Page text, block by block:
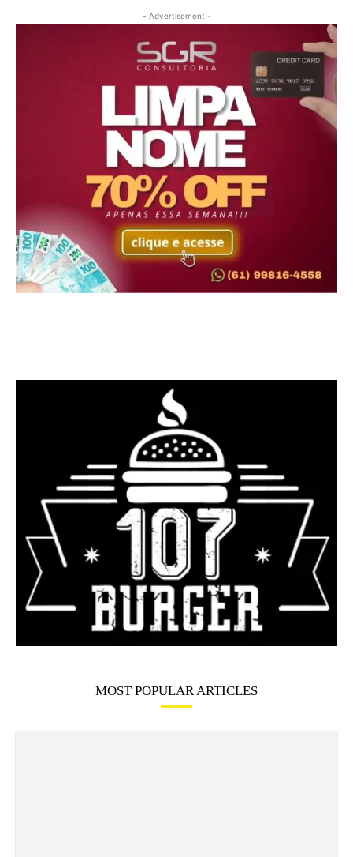
- Advertisement -
MOST POPULAR ARTICLES